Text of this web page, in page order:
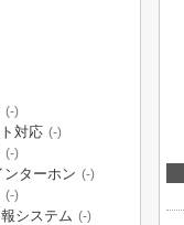
(-)
対応 (-)
(-)
ターホン (-)
(-)
システム (-)